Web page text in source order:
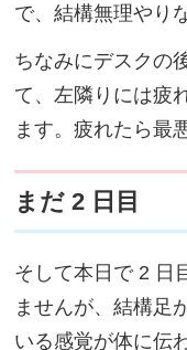
で、結構無理やり
ちなみにデスクの
て、左隣りには疲
ます。疲れたら最
まだ 2 日目
そして本日で 2 日
ませんが、結構足
いる感覚が体に伝